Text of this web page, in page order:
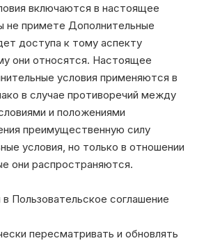
включаются в настоящее
не примете Дополнительные
доступа к тому аспекту
они относятся. Настоящее
условия применяются в
в случае противоречий между
и положениями
преимущественную силу
условия, но только в отношении
они распространяются.
Пользовательское соглашение
пересматривать и обновлять